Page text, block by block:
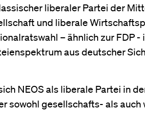
liberaler Partei der
und liberale
– ähnlich zur FDP
aus deutscher
NEOS als liberale Partei in
sowohl gesellschafts- als